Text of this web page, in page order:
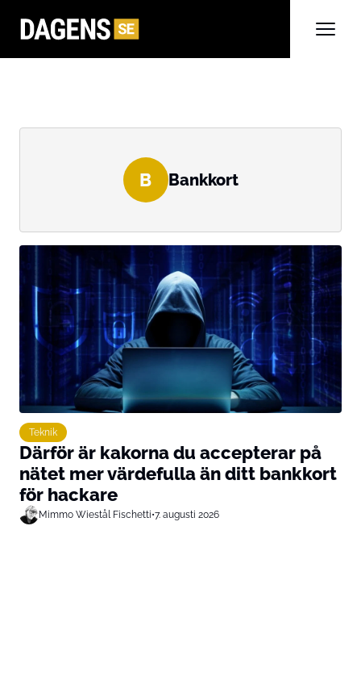
B Bankkort
Teknik
Därför är kakorna du accepterar på
nätet mer värdefulla än ditt bankkort
för hackare
Mimmo Wiestål Fischetti•7. augusti 2026